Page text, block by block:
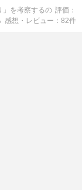
を考察するの 評価
感想・レビュー 82件